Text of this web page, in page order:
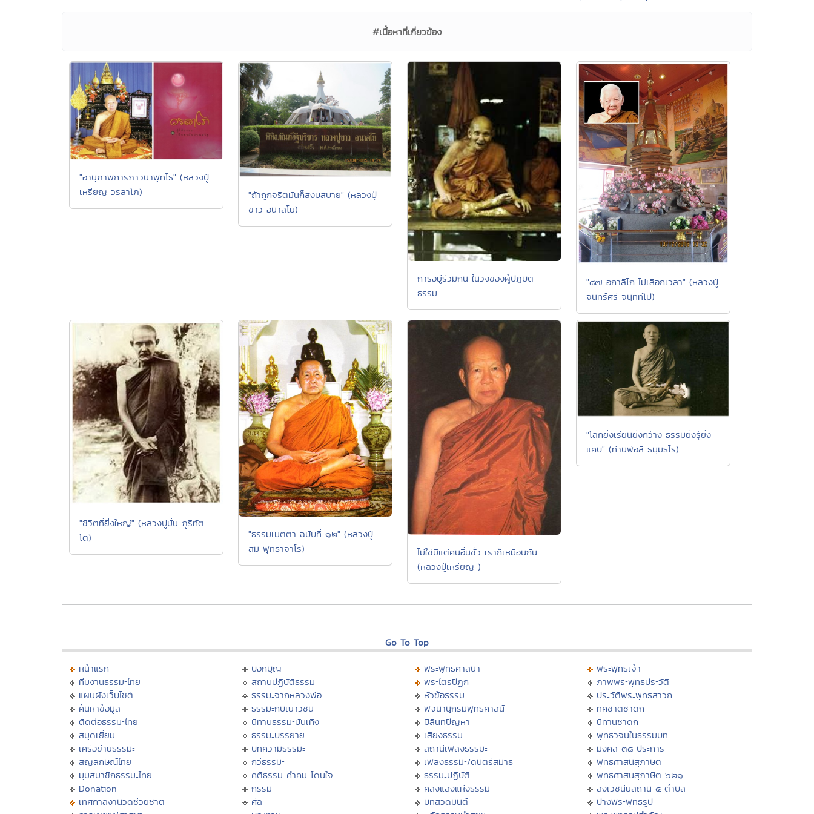
#เนื้อหาที่เกี่ยวข้อง
"อานุภาพการภาวนาพุทโธ" (หลวงปู่
เหรียญ วรลาโภ)
"ถ้าถูกจริตมันก็สงบสบาย" (หลวงปู่
ขาว อนาลโย)
การอยู่ร่วมกัน ในวงของผู้ปฏิบัติ
ธรรม
"๘๗ อกาลิโก ไม่เลือกเวลา" (หลวงปู่
จันทร์ศรี จนฺททีโป)
"ชีวิตที่ยิ่งใหญ่" (หลวงปูมั่น ภูริทัต
โต)
"ธรรมเมตตา ฉบับที่ ๑๒" (หลวงปู่
สิม พุทธาจาโร)
ไม่ใช่มีแต่คนอื่นชั่ว เราก็เหมือนกัน
(หลวงปู่เหรียญ )
"โลกยิ่งเรียนยิ่งกว้าง ธรรมยิ่งรู้ยิ่ง
แคบ" (ท่านพ่อลี ธมฺมธโร)
Go To Top
หน้าแรก
ทีมงานธรรมะไทย
แผนผังเว็บไซต์
ค้นหาข้อมูล
ติดต่อธรรมะไทย
สมุดเยี่ยม
เครือข่ายธรรมะ
สัญลักษณ์ไทย
มุมสมาชิกธรรมะไทย
Donation
เทศกาลงานวัดช่วยชาติ
บอกบุญ
สถานปฏิบัติธรรม
ธรรมะจากหลวงพ่อ
ธรรมะกับเยาวชน
นิทานธรรมะบันเทิง
ธรรมะบรรยาย
บทความธรรมะ
กวีธรรมะ
คติธรรม คำคม โดนใจ
กรรม
ศีล
พระพุทธศาสนา
พระไตรปิฏก
หัวข้อธรรม
พจนานุกรมพุทธศาสน์
มิลินทปัญหา
เสียงธรรม
สถานีเพลงธรรมะ
เพลงธรรมะ/ดนตรีสมาธิ
ธรรมะปฏิบัติ
คลังแสงแห่งธรรม
บทสวดมนต์
พระพุทธเจ้า
ภาพพระพุทธประวัติ
ประวัติพระพุทธสาวก
ทศชาติชาดก
นิทานชาดก
พุทธวจนในธรรมบท
มงคล ๓๘ ประการ
พุทธศาสนสุภาษิต
พุทธศาสนสุภาษิต ๖๒๑
สังเวชนียสถาน ๔ ตำบล
ปางพระพุทธรูป